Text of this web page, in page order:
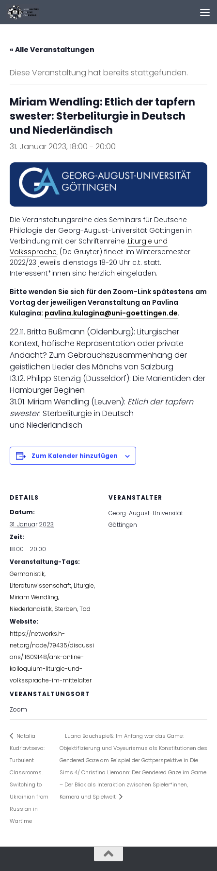
Zum Inhalt springen
« Alle Veranstaltungen
Diese Veranstaltung hat bereits stattgefunden.
Miriam Wendling: Etlich der tapfern
swester: Sterbeliturgie in Deutsch
und Niederländisch
31. Januar 2023, 18:00 - 20:00
Die Veranstaltungsreihe des Seminars für Deutsche
Philologie der Georg-August-Universität Göttingen in
Verbindung mit der Schriftenreihe ‚Liturgie und
Volkssprache‚ (De Gruyter) findet im Wintersemester
2022/23 jeweils dienstags 18-20 Uhr c.t. statt.
Interessent*innen sind herzlich eingeladen.
Bitte wenden Sie sich für den Zoom-Link spätestens am
Vortag der jeweiligen Veranstaltung an Pavlina
Kulagina: pavlina.kulagina@uni-goettingen.de.
22.11. Britta Bußmann (Oldenburg): Liturgischer
Kontext, höfische Repräsentation oder private
Andacht? Zum Gebrauchszusammenhang der
geistlichen Lieder des Mönchs von Salzburg
13.12. Philipp Stenzig (Düsseldorf): Die Marientiden der
Hamburger Beginen
31.01. Miriam Wendling (Leuven): Etlich der tapfern
swester: Sterbeliturgie in Deutsch
und Niederländisch
Zum Kalender hinzufügen
DETAILS
Datum:
31. Januar 2023
Zeit:
18:00 - 20:00
Veranstaltung-Tags:
Germanistik,
Literaturwissenschaft, Liturgie,
Miriam Wendling,
Niederlandistik, Sterben,Tod
Website:
https://networks.h-
net.org/node/79435/discussi
ons/11609148/ank-online-
kolloquium-liturgie-und-
volkssprache-im-mittelalter
VERANSTALTUNGSORT
Zoom
VERANSTALTER
Georg-August-Universität
Göttingen
Natalia
Kudriavtseva:
Turbulent
Classrooms.
Switching to
Ukrainian from
Russian in
Wartime
Luana Bauchspieß: Im Anfang war das Game:
Objektifizierung und Voyeurismus als Konstitutionen des
Gendered Gaze am Beispiel der Gottperspektive in Die
Sims 4/ Christina Liemann: Der Gendered Gaze im Game
– Der Blick als Interaktion zwischen Spieler*innen,
Kamera und Spielwelt